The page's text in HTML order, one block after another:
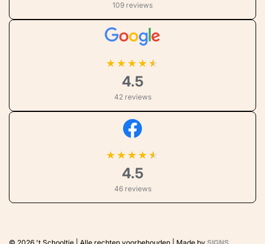
109 reviews
★★★★
4.5
42 reviews
★★★★
4.5
46 reviews